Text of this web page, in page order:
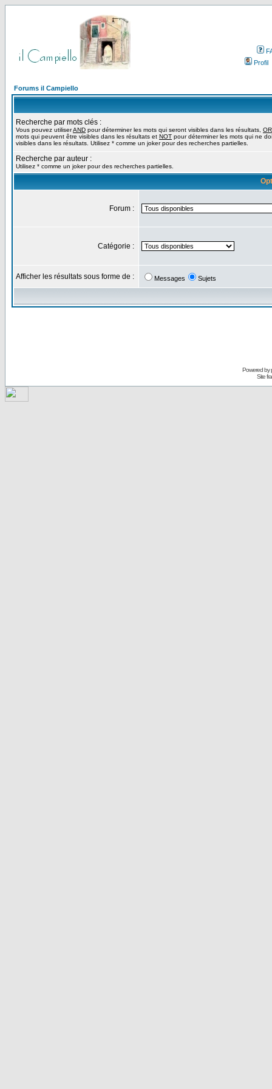
Profil
Forums il Campiello
Recherche par mots clés :
Vous pouvez utiliserAND pour déterminer les mots qui seront visibles dans les résultats, OR
mots qui peuvent être visibles dans les résultats et NOT pour déterminer les mots qui ne
visibles dans les résultats. Utilisez * comme un joker pour des recherches partielles.
Recherche par auteur :
Utilisez * comme un joker pour des recherches partielles.
Forum :
Catégorie :
Afficher les résultats sous forme de : Messages Sujets
Powered by
Site